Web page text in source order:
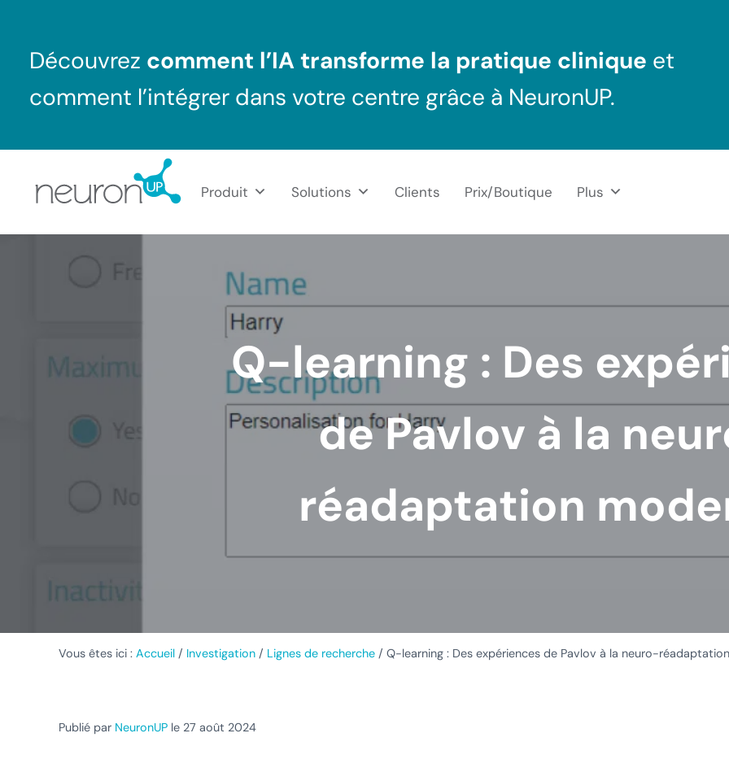
Découvrez comment l’IA transforme la pratique clinique et
comment l’intégrer dans votre centre grâce à NeuronUP.
Produit Solutions Clients Prix/Boutique Plus
Q-learning : Des
de Pavlov à la
réadaptation
Vous êtes ici : Accueil / Investigation / Lignes de recherche / Q-learning : Des expériences de Pavlov à la neuro-
Publié par NeuronUP le 27 août 2024